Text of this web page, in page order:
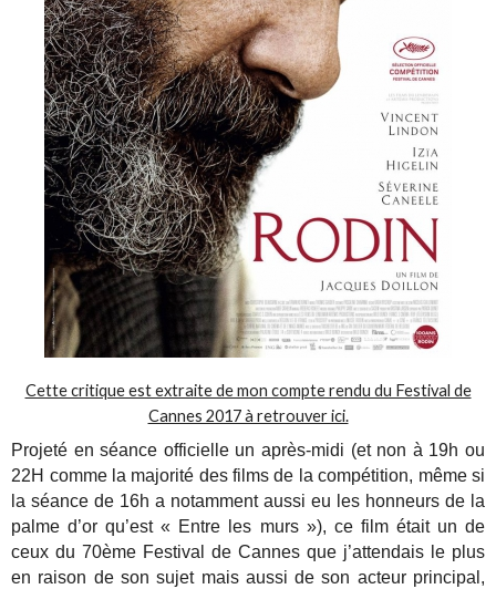
Cette critique est extraite de mon compte rendu du Festival de
Cannes 2017 à retrouver ici.
Projeté en séance officielle un après-midi (et non à 19h ou
22H comme la majorité des films de la compétition, même si
la séance de 16h a notamment aussi eu les honneurs de la
palme d’or qu’est « Entre les murs »), ce film était un de
ceux du 70ème Festival de Cannes que j’attendais le plus
en raison de son sujet mais aussi de son acteur principal,